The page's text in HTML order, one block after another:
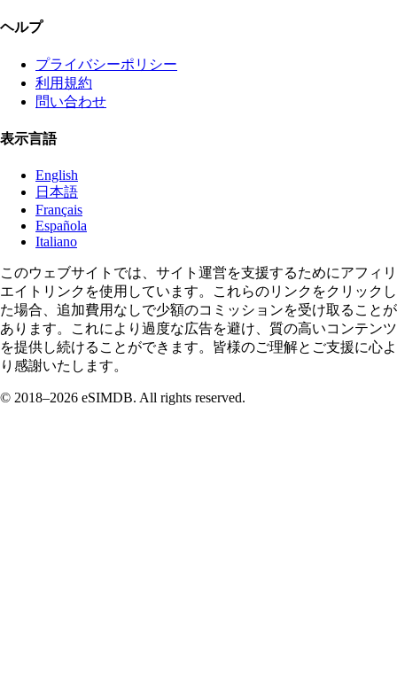
ヘルプ
プライバシーポリシー
利用規約
問い合わせ
表示言語
English
日本語
Français
Española
Italiano
このウェブサイトでは、サイト運営を支援するためにアフィリ
エイトリンクを使用しています。これらのリンクをクリックし
た場合、追加費用なしで少額のコミッションを受け取ることが
あります。これにより過度な広告を避け、質の高いコンテンツ
を提供し続けることができます。皆様のご理解とご支援に心よ
り感謝いたします。
© 2018–2026 eSIMDB. All rights reserved.